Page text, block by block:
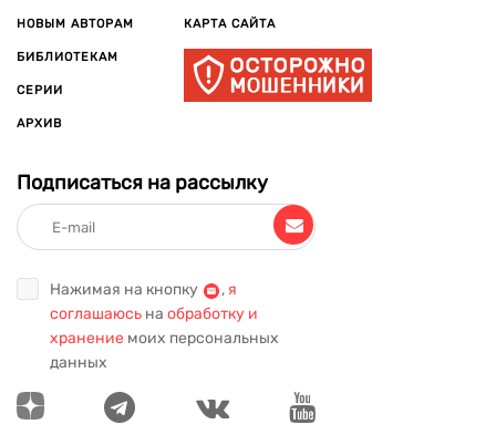
НОВЫМ АВТОРАМ
БИБЛИОТЕКАМ
СЕРИИ
АРХИВ
КАРТА САЙТА
Подписаться на рассылку
Нажимая на кнопку , я
соглашаюсь на обработку и
хранение моих персональных
данных